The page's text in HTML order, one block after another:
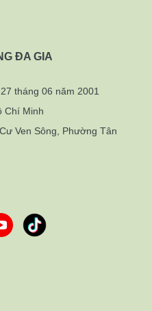
ĐA GIA
tháng 06 năm 2001
Chí Minh
Ven Sông, Phường Tân